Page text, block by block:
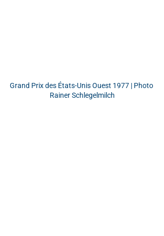
Grand Prix des États-Unis Ouest 1977 | Photo
Rainer Schlegelmilch